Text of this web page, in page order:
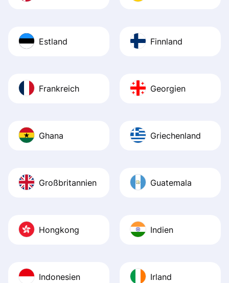
Estland Finnland
Frankreich Georgien
Ghana Griechenland
Großbritannien Guatemala
Hongkong Indien
Indonesien Irland